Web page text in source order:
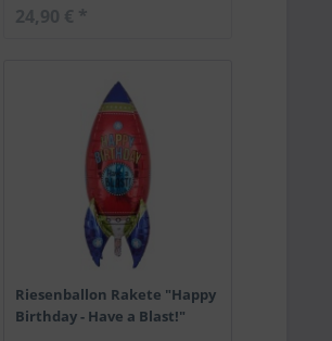
24,90 € *
Riesenballon Rakete "Happy
Birthday - Have a Blast!"